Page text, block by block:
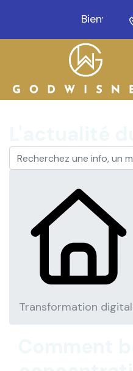
Bienvenue sur notre
Transformation